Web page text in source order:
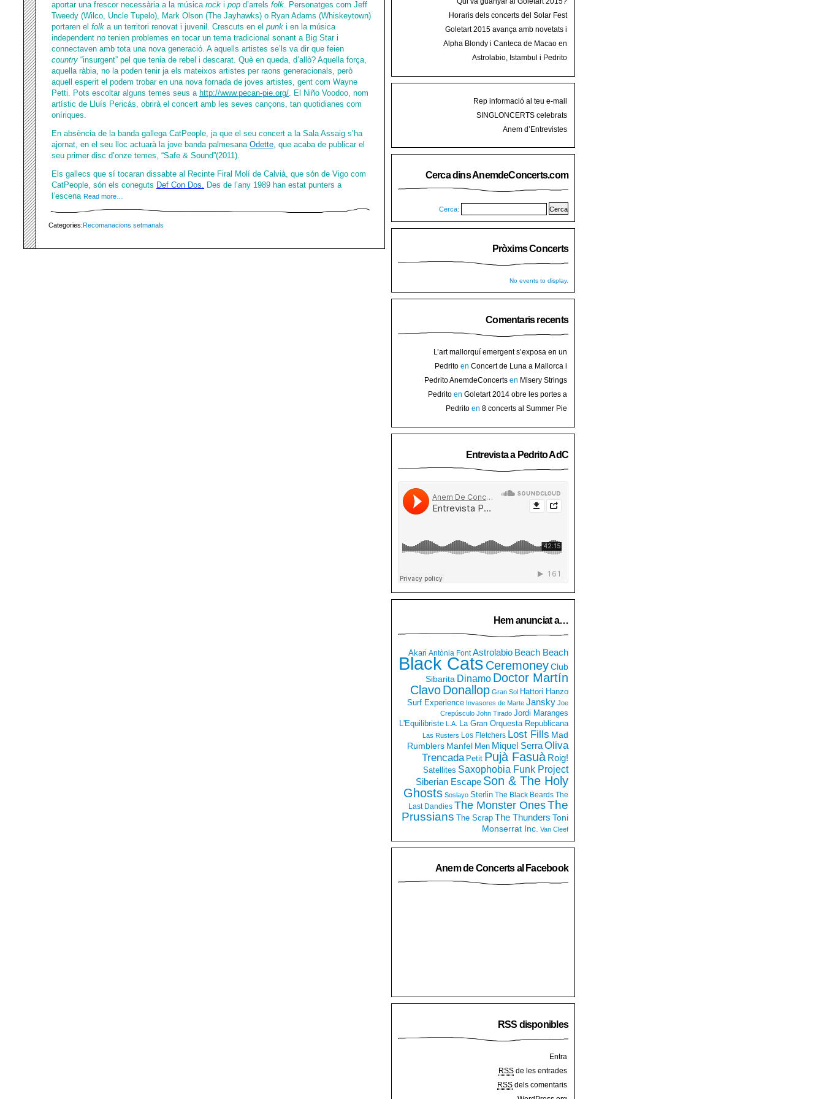
aportar una frescor necessària a la música rock i pop d’arrels folk . Personatges com Jeff
Tweedy (Wilco, Uncle Tupelo), Mark Olson (The Jayhawks) o Ryan Adams (Whiskeytown)
portaren el folk a un territori renovat i juvenil. Crescuts en el punk i en la música
independent no tenien problemes en tocar un tema tradicional sonant a Big Star i
connectaven amb tota una nova generació. A aquells artistes se’ls va dir que feien
country “insurgent” pel que tenia de rebel i descarat. Què en queda, d’allò? Aquella força,
aquella ràbia, no la poden tenir ja els mateixos artistes per raons generacionals, però
aquell esperit el podem trobar en una nova fornada de joves artistes, gent com Wayne
Petti. Pots escoltar alguns temes seus a http://www.pecan-pie.org/ . El Niño Voodoo, nom
artístic de Lluís Pericás, obrirà el concert amb les seves cançons, tan quotidianes com
oníriques.
En absència de la banda gallega CatPeople, ja que el seu concert a la Sala Assaig s’ha
ajornat, en el seu lloc actuarà la jove banda palmesana Odette , que acaba de publicar el
seu primer disc d’onze temes, “Safe & Sound”(2011).
Els gallecs que sí tocaran dissabte al Recinte Firal Molí de Calvià, que són de Vigo com
CatPeople, són els coneguts Def Con Dos
Des de l’any 1989 han estat punters a
l’escena Read more…
Categories:Recomanacions setmanals
Horaris dels concerts del Solar Fest
2015 a Mallorca
Goletart 2015 avança amb novetats i
encetarà la LI Festa des Vermar amb art
Alpha Blondy i Canteca de Macao en
concert al Mallorca Roots Festival
Astrolabio, Istambul i Pedrito
Rep informació al teu e-mail
SINGLONCERTS celebrats
Anem d’Entrevistes
Cerca dins AnemdeConcerts.com
Cerca:
Pròxims Concerts
No events to display.
Comentaris recents
L’art mallorquí emergent s’exposa en un
carrer de Binissalem ⋆ Noticias de hoy
en
Binissalem
Pedrito en Concert de Luna a Mallorca i
sorteig d’entrades
Pedrito AnemdeConcerts en Misery Strings
presenten nou disc al Teatre Mar i Terra de
Pedrito en Goletart 2014 obre les portes a
l’art de Binissalem
Pedrito en 8 concerts al Summer Pie
Entrevista a Pedrito AdC
Hem anunciat a…
Akari Antònia Font Astrolabio Beach Beach
Black Cats CeremoneyClub
Sibarita Dinamo Doctor Martín
ClavoDonallop Gran Sol Hattori Hanzo
Surf Experience Invasores de Marte Jansky Joe
Crepúsculo John Tirado Jordi Maranges
L'Equilibriste L.A. La Gran Orquesta Republicana
Las Rusters Los Fletchers Lost Fills Mad
Rumblers Manfel Men Miquel SerraOliva
Trencada Petit Pujà Fasuà Roig!
Satellites Saxophobia Funk Project
Siberian Escape Son & The Holy
Ghosts Soslayo Sterlin The Black Beards The
Last Dandies The Monster OnesThe
Prussians The Scrap The Thunders Toni
Monserrat Inc. Van Cleef
Anem de Concerts al Facebook
RSS disponibles
Entra
RSS de les entrades
RSS dels comentaris